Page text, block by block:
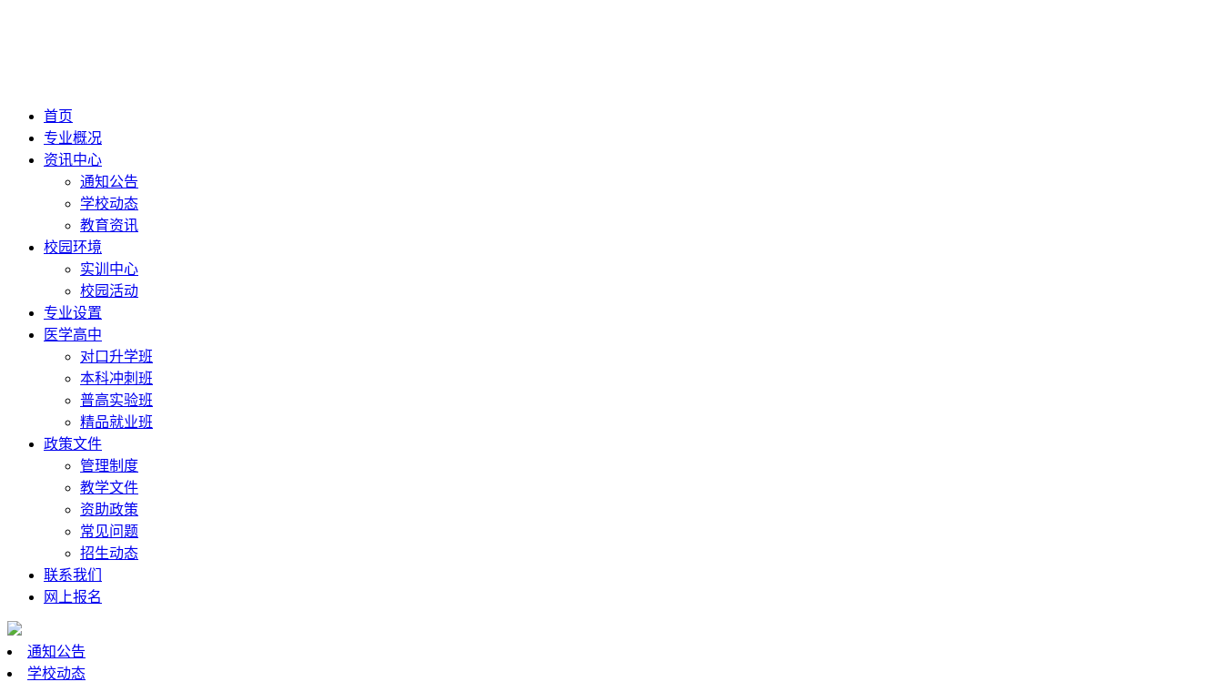
首页
专业概况
资讯中心
通知公告
学校动态
教育资讯
校园环境
实训中心
校园活动
专业设置
医学高中
对口升学班
本科冲刺班
普高实验班
精品就业班
政策文件
管理制度
教学文件
资助政策
常见问题
招生动态
联系我们
网上报名
通知公告
学校动态